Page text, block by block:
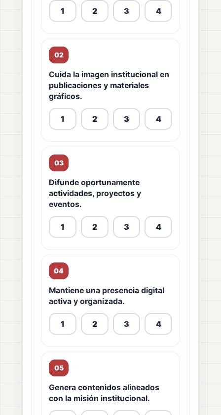
1 2 3 4
02
Cuida la imagen institucional en
publicaciones y materiales
gráficos.
1 2 3 4
03
Difunde oportunamente
actividades, proyectos y
eventos.
1 2 3 4
04
Mantiene una presencia digital
activa y organizada.
1 2 3 4
05
Genera contenidos alineados
con la misión institucional.